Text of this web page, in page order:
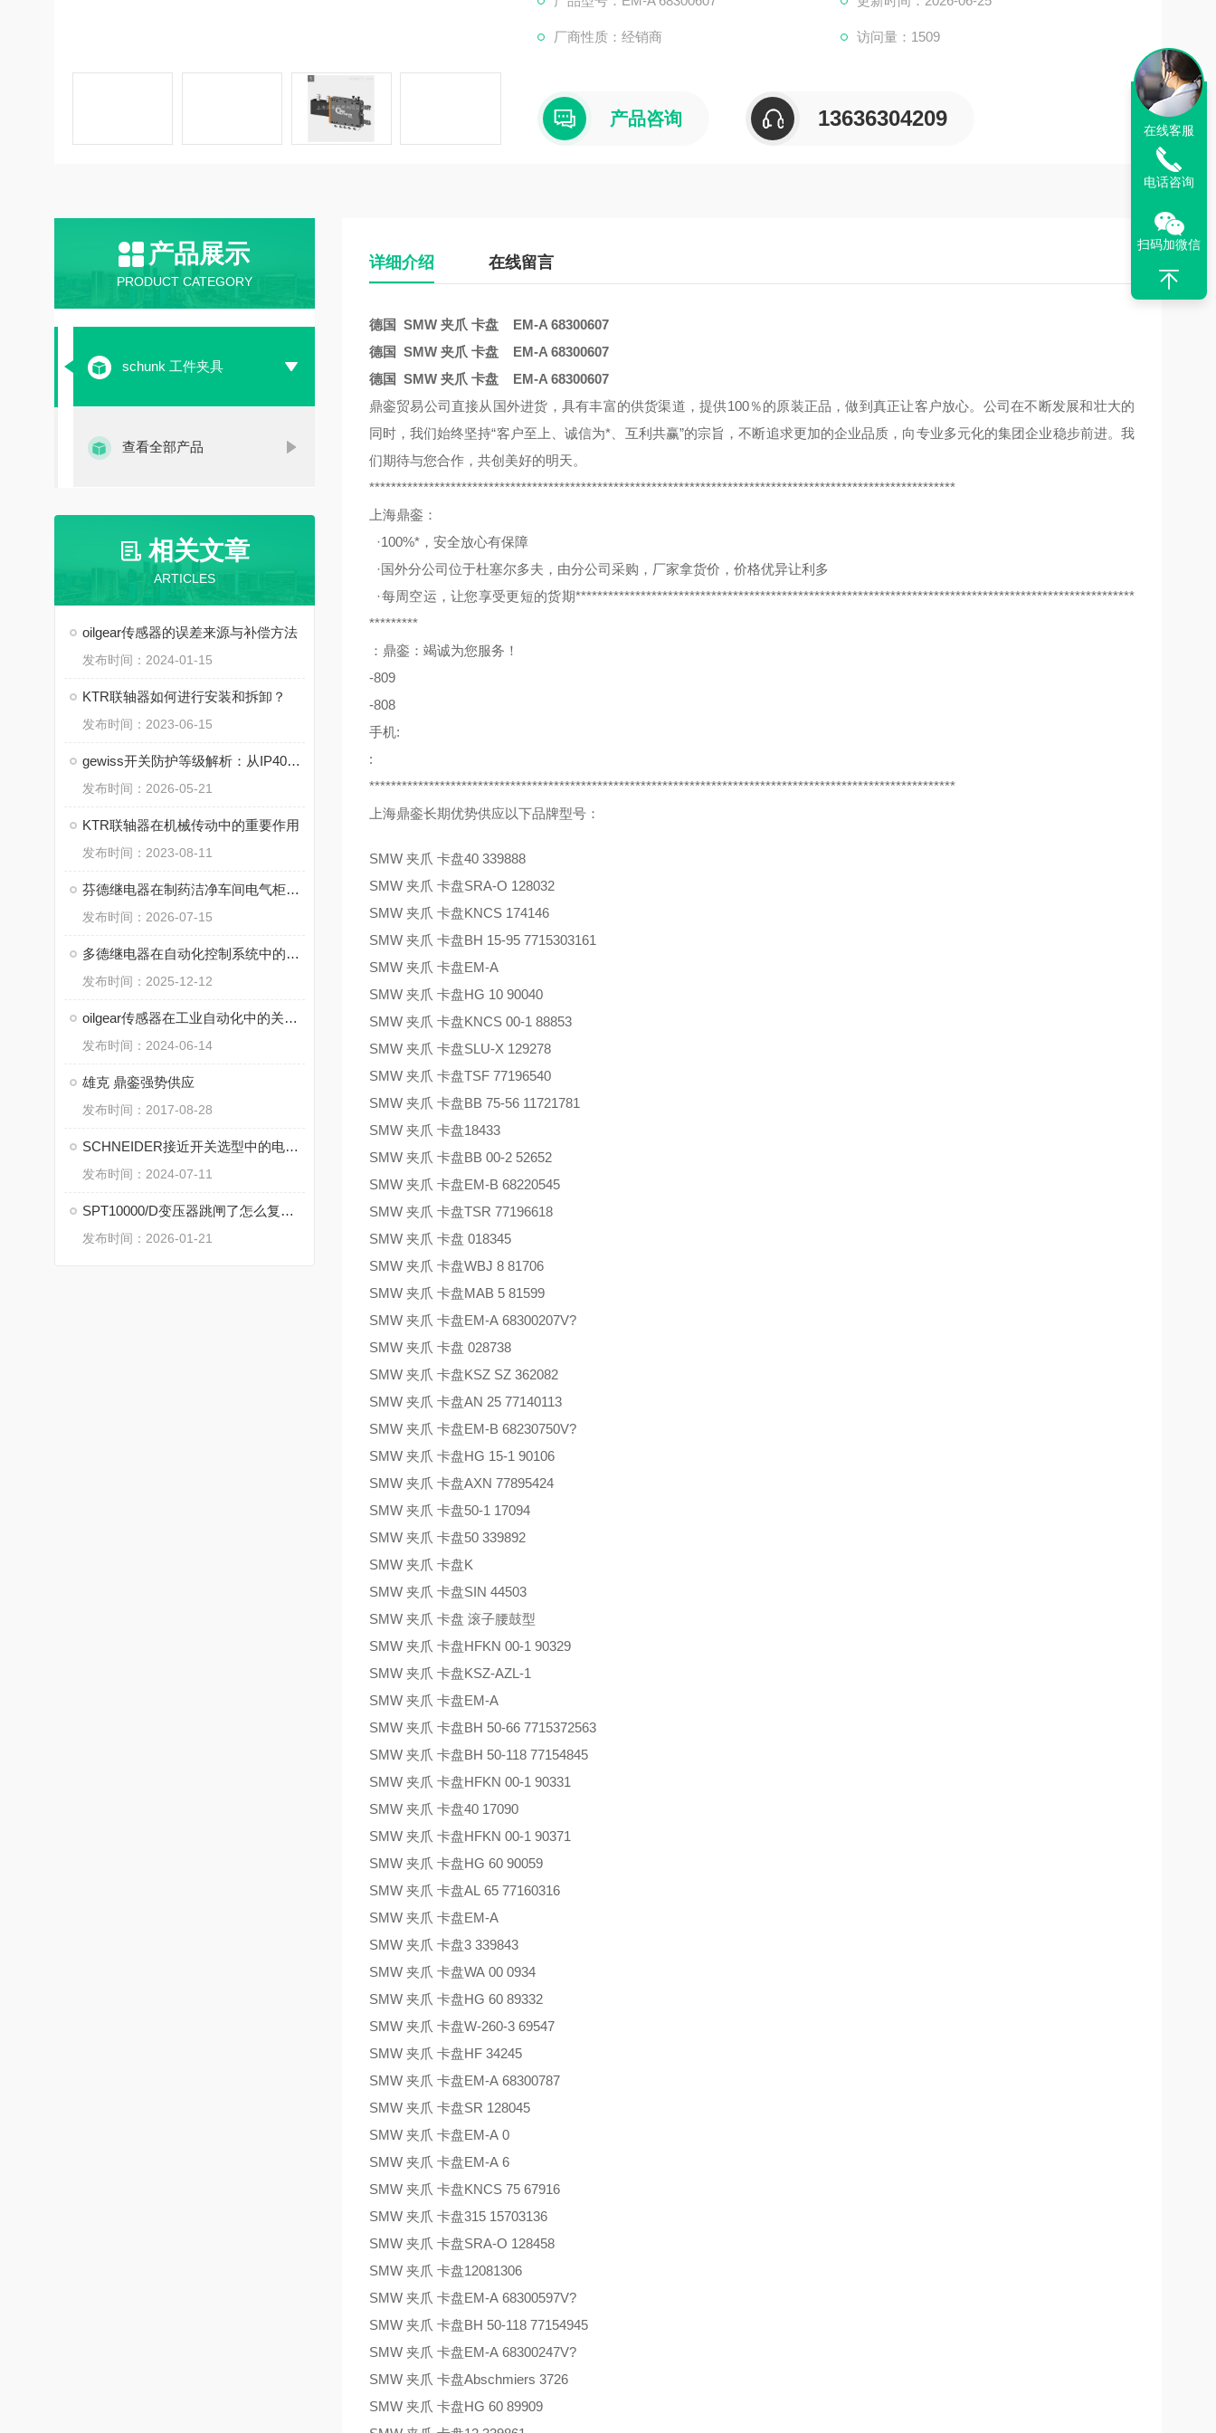
厂商性质：经销商 访问量：1509
产品咨询 13636304209
产品展示
PRODUCT CATEGORY
schunk 工件夹具
查看全部产品
相关文章
ARTICLES
oilgear传感器的误差来源与补偿方法
发布时间：2024-01-15
KTR联轴器如何进行安装和拆卸？
发布时间：2023-06-15
gewiss开关防护等级解析：从IP40到IP66的适用场景
发布时间：2026-05-21
KTR联轴器在机械传动中的重要作用
发布时间：2023-08-11
芬德继电器在制药洁净车间电气柜中的选型注意事项
发布时间：2026-07-15
多德继电器在自动化控制系统中的核心作用
发布时间：2025-12-12
oilgear传感器在工业自动化中的关键作用
发布时间：2024-06-14
雄克 鼎銮强势供应
发布时间：2017-08-28
SCHNEIDER接近开关选型中的电气参数匹配
发布时间：2024-07-11
SPT10000/D变压器跳闸了怎么复位？先检查这几个地方
发布时间：2026-01-21
详细介绍 在线留言
德国 SMW 夹爪 卡盘 EM-A 68300607
德国 SMW 夹爪 卡盘 EM-A 68300607
德国 SMW 夹爪 卡盘 EM-A 68300607
鼎銮贸易公司直接从国外进货，具有丰富的供货渠道，提供100％的原装正品，做到真正让客户放心。公司在不断发展和壮大的
同时，我们始终坚持“客户至上、诚信为*、互利共赢”的宗旨，不断追求更加的企业品质，向专业多元化的集团企业稳步前进。我
们期待与您合作，共创美好的明天。
************************************************************************************************************
上海鼎銮：
·100%*，安全放心有保障
·国外分公司位于杜塞尔多夫，由分公司采购，厂家拿货价，价格优异让利多
·每周空运，让您享受更短的货期*******************************************************************************************************
*********
：鼎銮：竭诚为您服务！
-809
-808
手机:
:
************************************************************************************************************
上海鼎銮长期优势供应以下品牌型号：
SMW 夹爪 卡盘40 339888
SMW 夹爪 卡盘SRA-O 128032
SMW 夹爪 卡盘KNCS 174146
SMW 夹爪 卡盘BH 15-95 7715303161
SMW 夹爪 卡盘EM-A
SMW 夹爪 卡盘HG 10 90040
SMW 夹爪 卡盘KNCS 00-1 88853
SMW 夹爪 卡盘SLU-X 129278
SMW 夹爪 卡盘TSF 77196540
SMW 夹爪 卡盘BB 75-56 11721781
SMW 夹爪 卡盘18433
SMW 夹爪 卡盘BB 00-2 52652
SMW 夹爪 卡盘EM-B 68220545
SMW 夹爪 卡盘TSR 77196618
SMW 夹爪 卡盘 018345
SMW 夹爪 卡盘WBJ 8 81706
SMW 夹爪 卡盘MAB 5 81599
SMW 夹爪 卡盘EM-A 68300207V?
SMW 夹爪 卡盘 028738
SMW 夹爪 卡盘KSZ SZ 362082
SMW 夹爪 卡盘AN 25 77140113
SMW 夹爪 卡盘EM-B 68230750V?
SMW 夹爪 卡盘HG 15-1 90106
SMW 夹爪 卡盘AXN 77895424
SMW 夹爪 卡盘50-1 17094
SMW 夹爪 卡盘50 339892
SMW 夹爪 卡盘K
SMW 夹爪 卡盘SIN 44503
SMW 夹爪 卡盘 滚子腰鼓型
SMW 夹爪 卡盘HFKN 00-1 90329
SMW 夹爪 卡盘KSZ-AZL-1
SMW 夹爪 卡盘EM-A
SMW 夹爪 卡盘BH 50-66 7715372563
SMW 夹爪 卡盘BH 50-118 77154845
SMW 夹爪 卡盘HFKN 00-1 90331
SMW 夹爪 卡盘40 17090
SMW 夹爪 卡盘HFKN 00-1 90371
SMW 夹爪 卡盘HG 60 90059
SMW 夹爪 卡盘AL 65 77160316
SMW 夹爪 卡盘EM-A
SMW 夹爪 卡盘3 339843
SMW 夹爪 卡盘WA 00 0934
SMW 夹爪 卡盘HG 60 89332
SMW 夹爪 卡盘W-260-3 69547
SMW 夹爪 卡盘HF 34245
SMW 夹爪 卡盘EM-A 68300787
SMW 夹爪 卡盘SR 128045
SMW 夹爪 卡盘EM-A 0
SMW 夹爪 卡盘EM-A 6
SMW 夹爪 卡盘KNCS 75 67916
SMW 夹爪 卡盘315 15703136
SMW 夹爪 卡盘SRA-O 128458
SMW 夹爪 卡盘12081306
SMW 夹爪 卡盘EM-A 68300597V?
SMW 夹爪 卡盘BH 50-118 77154945
SMW 夹爪 卡盘EM-A 68300247V?
SMW 夹爪 卡盘Abschmiers 3726
SMW 夹爪 卡盘HG 60 89909
在线客服
电话咨询
扫码加微信